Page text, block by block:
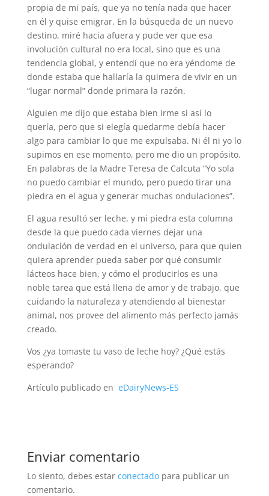
propia de mi país, que ya no tenía nada que hacer
en él y quise emigrar. En la búsqueda de un nuevo
destino, miré hacia afuera y pude ver que esa
involución cultural no era local, sino que es una
tendencia global, y entendí que no era yéndome de
donde estaba que hallaría la quimera de vivir en un
“lugar normal” donde primara la razón.
Alguien me dijo que estaba bien irme si así lo
quería, pero que si elegía quedarme debía hacer
algo para cambiar lo que me expulsaba. Ni él ni yo lo
supimos en ese momento, pero me dio un propósito.
En palabras de la Madre Teresa de Calcuta “Yo sola
no puedo cambiar el mundo, pero puedo tirar una
piedra en el agua y generar muchas ondulaciones”.
El agua resultó ser leche, y mi piedra esta columna
desde la que puedo cada viernes dejar una
ondulación de verdad en el universo, para que quien
quiera aprender pueda saber por qué consumir
lácteos hace bien, y cómo el producirlos es una
noble tarea que está llena de amor y de trabajo, que
cuidando la naturaleza y atendiendo al bienestar
animal, nos provee del alimento más perfecto jamás
creado.
Vos ¿ya tomaste tu vaso de leche hoy? ¿Qué estás
esperando?
Artículo publicado en eDairyNews-ES
Enviar comentario
Lo siento, debes estar conectadopara publicar un
comentario.